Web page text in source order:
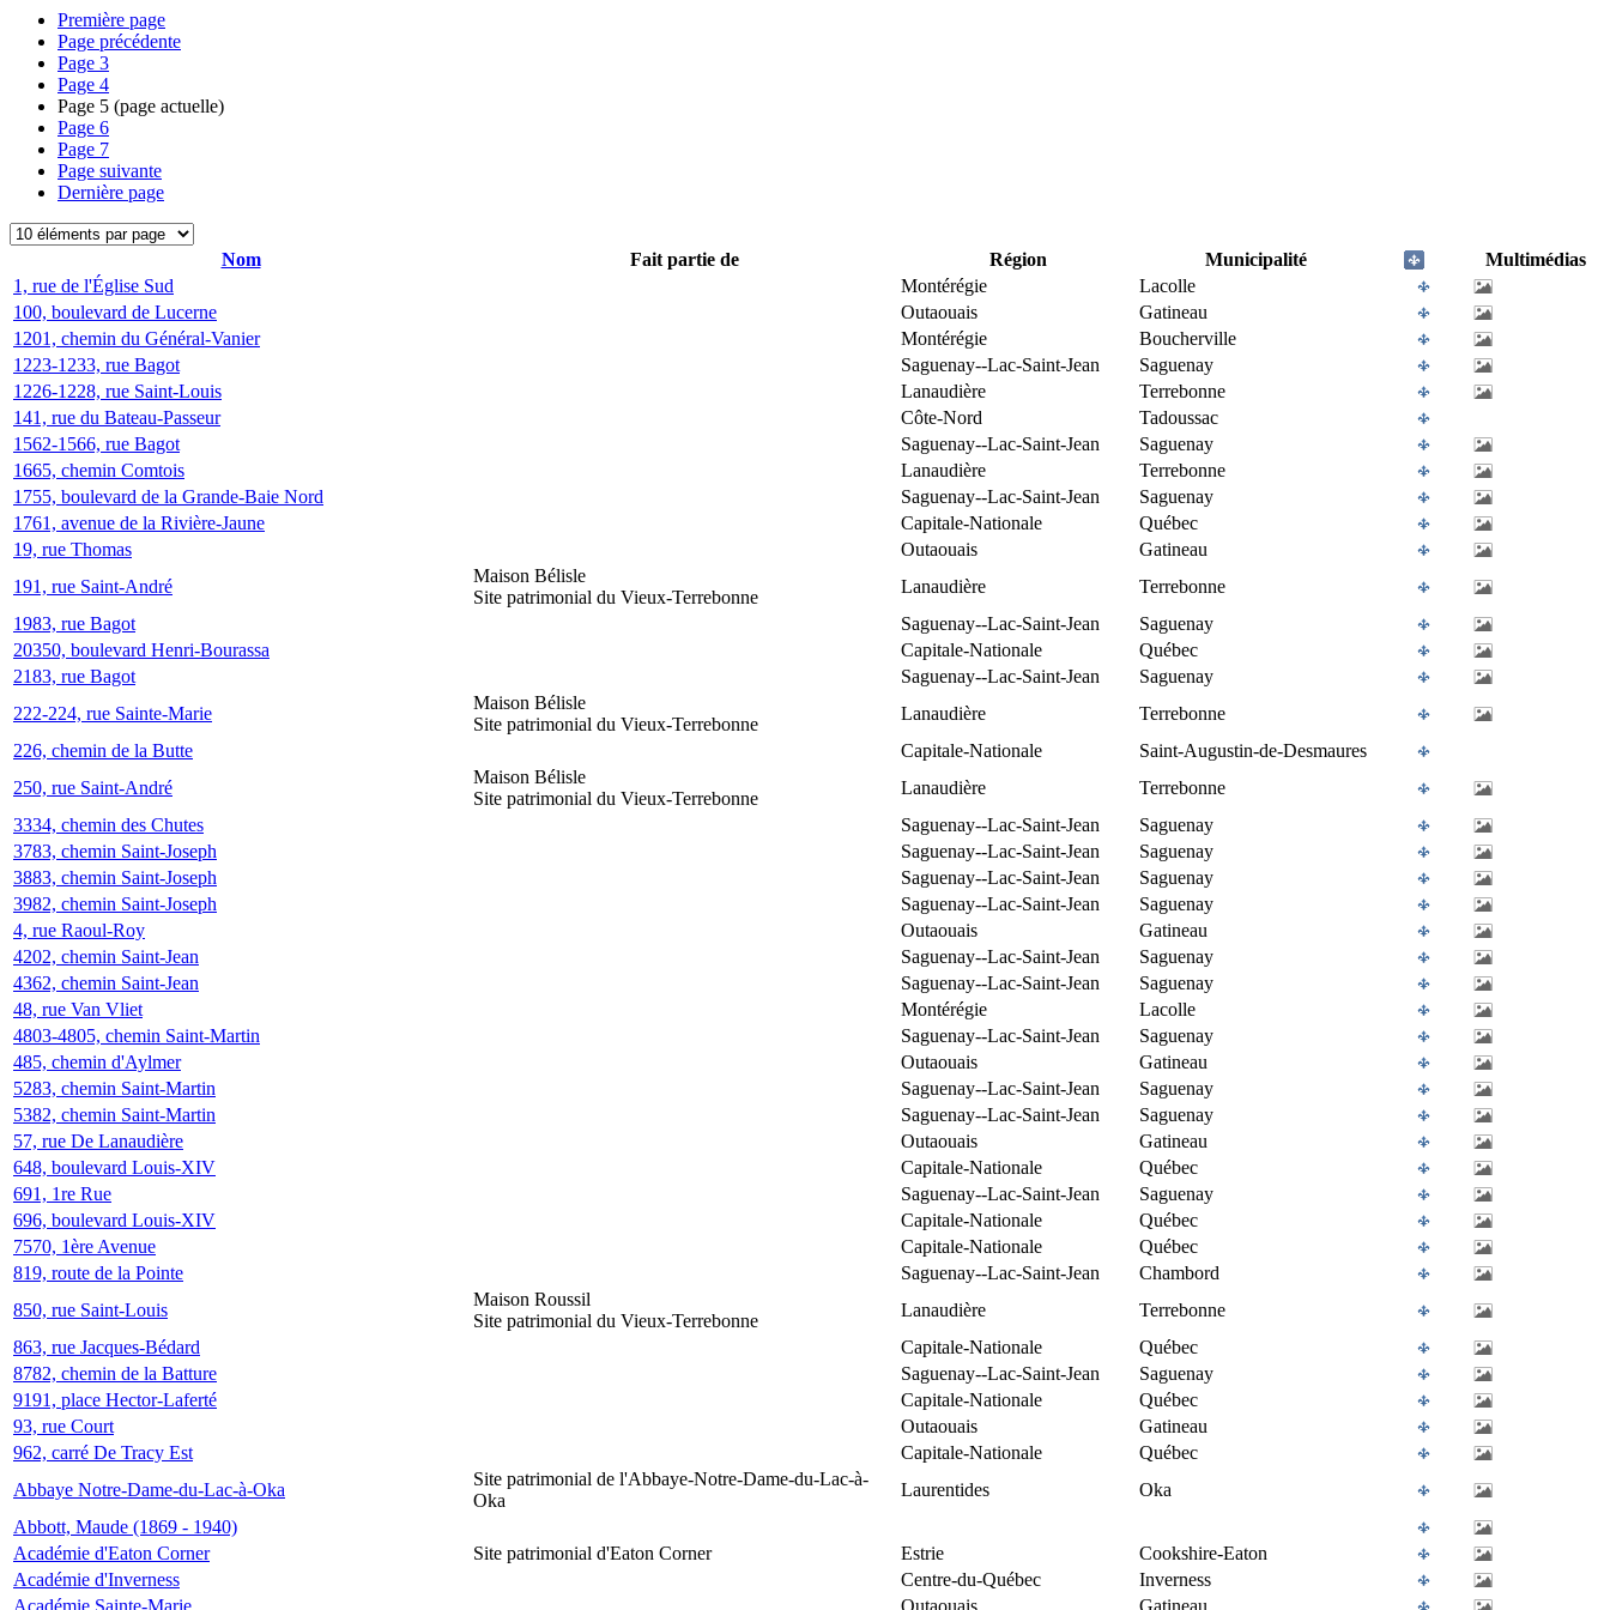
Première page
Page précédente
Page 3
Page 4
Page 5 (page actuelle)
Page 6
Page 7
Page suivante
Dernière page
Nom Fait partie de Région Municipalité
Multimédias
1, rue de l'Église Sud
Montérégie
Lacolle
100, boulevard de Lucerne
Outaouais
Gatineau
1201, chemin du Général-Vanier
Montérégie
Boucherville
1223-1233, rue Bagot
Saguenay--Lac-Saint-Jean
Saguenay
1226-1228, rue Saint-Louis
Lanaudière
Terrebonne
141, rue du Bateau-Passeur
Côte-Nord
Tadoussac
1562-1566, rue Bagot
Saguenay--Lac-Saint-Jean
Saguenay
1665, chemin Comtois
Lanaudière
Terrebonne
1755, boulevard de la Grande-Baie Nord
Saguenay--Lac-Saint-Jean
Saguenay
1761, avenue de la Rivière-Jaune
Capitale-Nationale
Québec
19, rue Thomas
Outaouais
Gatineau
191, rue Saint-André
Maison Bélisle
Site patrimonial du Vieux-Terrebonne
Lanaudière
Terrebonne
1983, rue Bagot
Saguenay--Lac-Saint-Jean
Saguenay
20350, boulevard Henri-Bourassa
Capitale-Nationale
Québec
2183, rue Bagot
Saguenay--Lac-Saint-Jean
Saguenay
222-224, rue Sainte-Marie
Maison Bélisle
Site patrimonial du Vieux-Terrebonne
Lanaudière
Terrebonne
226, chemin de la Butte
Capitale-Nationale
Saint-Augustin-de-Desmaures
250, rue Saint-André
Maison Bélisle
Site patrimonial du Vieux-Terrebonne
Lanaudière
Terrebonne
3334, chemin des Chutes
Saguenay--Lac-Saint-Jean
Saguenay
3783, chemin Saint-Joseph
Saguenay--Lac-Saint-Jean
Saguenay
3883, chemin Saint-Joseph
Saguenay--Lac-Saint-Jean
Saguenay
3982, chemin Saint-Joseph
Saguenay--Lac-Saint-Jean
Saguenay
4, rue Raoul-Roy
Outaouais
Gatineau
4202, chemin Saint-Jean
Saguenay--Lac-Saint-Jean
Saguenay
4362, chemin Saint-Jean
Saguenay--Lac-Saint-Jean
Saguenay
48, rue Van Vliet
Montérégie
Lacolle
4803-4805, chemin Saint-Martin
Saguenay--Lac-Saint-Jean
Saguenay
485, chemin d'Aylmer
Outaouais
Gatineau
5283, chemin Saint-Martin
Saguenay--Lac-Saint-Jean
Saguenay
5382, chemin Saint-Martin
Saguenay--Lac-Saint-Jean
Saguenay
57, rue De Lanaudière
Outaouais
Gatineau
648, boulevard Louis-XIV
Capitale-Nationale
Québec
691, 1re Rue
Saguenay--Lac-Saint-Jean
Saguenay
696, boulevard Louis-XIV
Capitale-Nationale
Québec
7570, 1ère Avenue
Capitale-Nationale
Québec
819, route de la Pointe
Saguenay--Lac-Saint-Jean
Chambord
850, rue Saint-Louis
Maison Roussil
Site patrimonial du Vieux-Terrebonne
Lanaudière
Terrebonne
863, rue Jacques-Bédard
Capitale-Nationale
Québec
8782, chemin de la Batture
Saguenay--Lac-Saint-Jean
Saguenay
9191, place Hector-Laferté
Capitale-Nationale
Québec
93, rue Court
Outaouais
Gatineau
962, carré De Tracy Est
Capitale-Nationale
Québec
Abbaye Notre-Dame-du-Lac-à-Oka
Site patrimonial de l'Abbaye-Notre-Dame-du-Lac-à-
Oka
Laurentides
Oka
Abbott, Maude (1869 - 1940)
Académie d'Eaton Corner
Site patrimonial d'Eaton Corner Estrie
Cookshire-Eaton
Académie d'Inverness
Centre-du-Québec
Inverness
Académie Sainte-Marie
Outaouais Gatineau